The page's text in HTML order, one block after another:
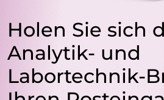
Holen Sie sich
Analytik- und
Labortechnik-